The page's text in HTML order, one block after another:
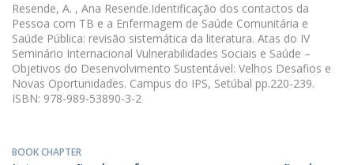
Resende, A. , Ana Resende.Identificação dos contactos da
Pessoa com TB e a Enfermagem de Saúde Comunitária e
Saúde Pública: revisão sistemática da literatura. Atas do IV
Seminário Internacional Vulnerabilidades Sociais e Saúde –
Objetivos do Desenvolvimento Sustentável: Velhos Desafios e
Novas Oportunidades. Campus do IPS, Setúbal pp.220-239.
ISBN: 978-989-53890-3-2
BOOK CHAPTER